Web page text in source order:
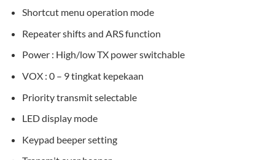
Shortcut menu operation mode
Repeater shifts and ARS function
Power : High/low TX power switchable
VOX : 0 – 9 tingkat kepekaan
Priority transmit selectable
LED display mode
Keypad beeper setting